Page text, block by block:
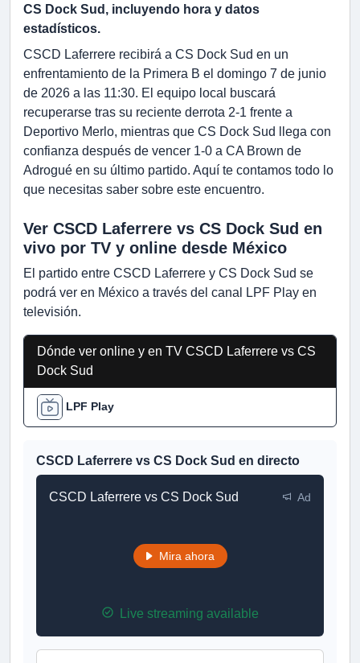
CS Dock Sud, incluyendo hora y datos
estadísticos.
CSCD Laferrere recibirá a CS Dock Sud en un
enfrentamiento de la Primera B el domingo 7 de junio
de 2026 a las 11:30. El equipo local buscará
recuperarse tras su reciente derrota 2-1 frente a
Deportivo Merlo, mientras que CS Dock Sud llega con
confianza después de vencer 1-0 a CA Brown de
Adrogué en su último partido. Aquí te contamos todo lo
que necesitas saber sobre este encuentro.
Ver CSCD Laferrere vs CS Dock Sud en
vivo por TV y online desde México
El partido entre CSCD Laferrere y CS Dock Sud se
podrá ver en México a través del canal LPF Play en
televisión.
Dónde ver online y en TV CSCD Laferrere vs CS
Dock Sud
LPF Play
CSCD Laferrere vs CS Dock Sud en directo
CSCD Laferrere vs CS Dock Sud Ad
Mira ahora
Live streaming available